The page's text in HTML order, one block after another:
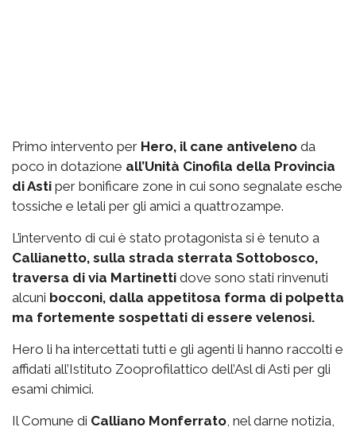
Primo intervento per Hero, il cane antiveleno da
poco in dotazione all’Unità Cinofila della Provincia
di Asti per bonificare zone in cui sono segnalate esche
tossiche e letali per gli amici a quattrozampe.
L’intervento di cui è stato protagonista si è tenuto a
Callianetto, sulla strada sterrata Sottobosco,
traversa di via Martinetti dove sono stati rinvenuti
alcuni bocconi, dalla appetitosa forma di polpetta
ma fortemente sospettati di essere velenosi.
Hero li ha intercettati tutti e gli agenti li hanno raccolti e
affidati all’Istituto Zooprofilattico dell’Asl di Asti per gli
esami chimici.
Il Comune di Calliano Monferrato , nel darne notizia,